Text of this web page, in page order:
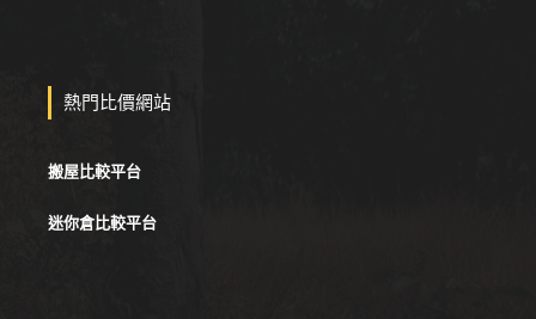
熱門比價網站
搬屋比較平台
迷你倉比較平台